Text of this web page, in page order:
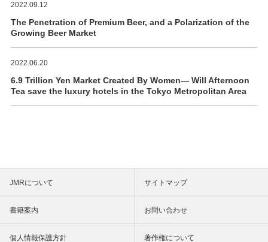
2022.09.12
The Penetration of Premium Beer, and a Polarization of the
Growing Beer Market
2022.06.20
6.9 Trillion Yen Market Created By Women― Will Afternoon
Tea save the luxury hotels in the Tokyo Metropolitan Area
JMRについて サイトマップ
書籍案内 お問い合わせ
個人情報保護方針 著作権について